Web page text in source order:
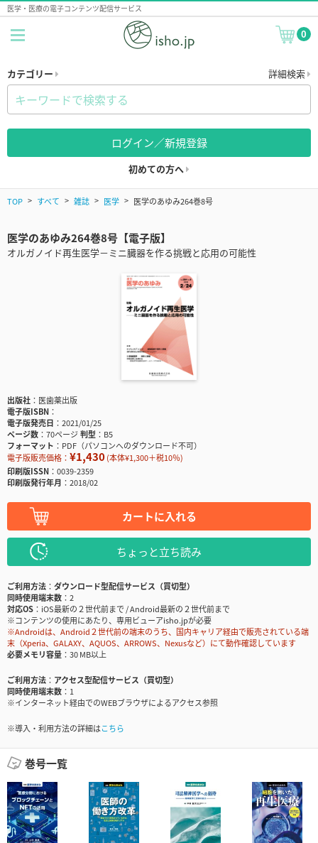
医学・医療の電子コンテンツ配信サービス
0
カテゴリー 詳細検索
ログイン／新規登録
初めての方へ
TOP すべて 雑誌 医学 医学のあゆみ264巻8号
医学のあゆみ264巻8号【電子版】
オルガノイド再生医学－ミニ臓器を作る挑戦と応用の可能性
出版社
医歯薬出版
電子版ISBN
電子版発売日
2021/01/25
ページ数
70ページ判型
B5
フォーマット
PDF（パソコンへのダウンロード不可）
電子版販売価格： ¥1,430(本体¥1,300＋税10％)
印刷版ISSN
0039-2359
印刷版発行年月
2018/02
カートに入れる
ちょっと立ち読み
ご利用方法
ダウンロード型配信サービス（買切型）
同時使用端末数
2
対応OS
iOS最新の２世代前まで / Android最新の２世代前まで
※コンテンツの使用にあたり、専用ビューアisho.jpが必要
※Androidは、Android２世代前の端末のうち、国内キャリア経由で販売されている端
末（Xperia、GALAXY、AQUOS、ARROWS、Nexusなど）にて動作確認しています
必要メモリ容量
30 MB以上
ご利用方法
アクセス型配信サービス（買切型）
同時使用端末数
1
※インターネット経由でのWEBブラウザによるアクセス参照
※導入・利用方法の詳細はこちら
巻号一覧